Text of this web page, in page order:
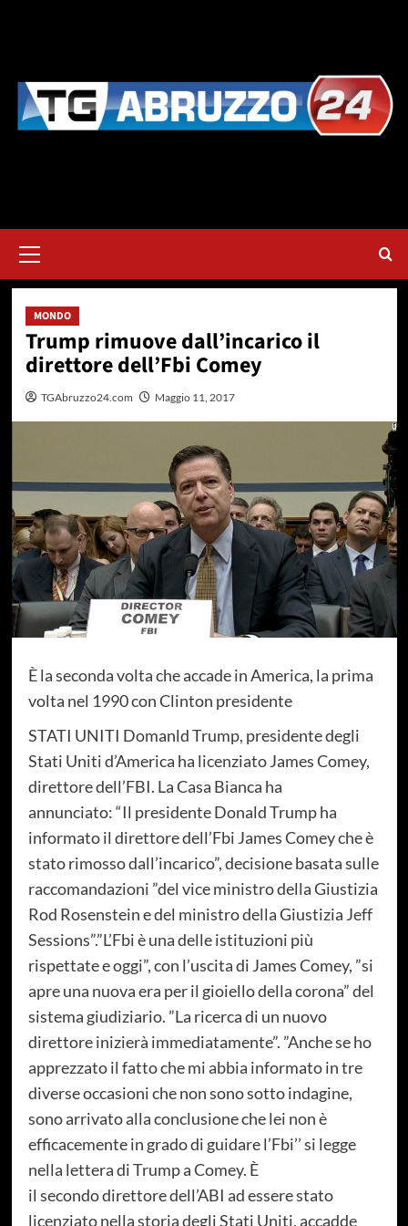
principale
MONDO
Trump rimuove dall’incarico il
direttore dell’Fbi Comey
TGAbruzzo24.com Maggio 11, 2017
È la seconda volta che accade in America, la prima
volta nel 1990 con Clinton presidente
STATI UNITI Domanld Trump, presidente degli
Stati Uniti d’America ha licenziato James Comey,
direttore dell’FBI. La Casa Bianca ha
annunciato: “Il presidente Donald Trump ha
informato il direttore dell’Fbi James Comey che è
stato rimosso dall’incarico”, decisione basata sulle
raccomandazioni ”del vice ministro della Giustizia
Rod Rosenstein e del ministro della Giustizia Jeff
Sessions”.”L’Fbi è una delle istituzioni più
rispettate e oggi”, con l’uscita di James Comey, ”si
apre una nuova era per il gioiello della corona” del
sistema giudiziario. ”La ricerca di un nuovo
direttore inizierà immediatamente”. ”Anche se ho
apprezzato il fatto che mi abbia informato in tre
diverse occasioni che non sono sotto indagine,
sono arrivato alla conclusione che lei non è
efficacemente in grado di guidare l’Fbi’’ si legge
nella lettera di Trump a Comey. È
il secondo direttore dell’ABI ad essere stato
licenziato nella storia degli Stati Uniti, accadde